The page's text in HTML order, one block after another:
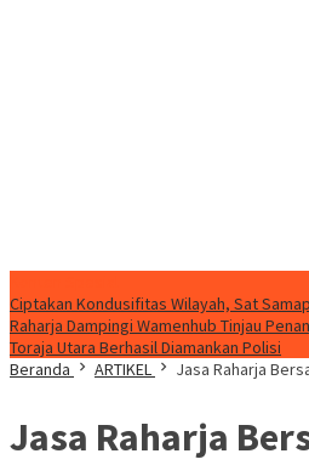
Ciptakan Kondusifitas Wilayah, Sat
Raharja Dampingi Wamenhub Tinjau
Toraja Utara Berhasil Diamankan Polisi
Beranda
ARTIKEL Jasa Raharja
Jasa Raharja